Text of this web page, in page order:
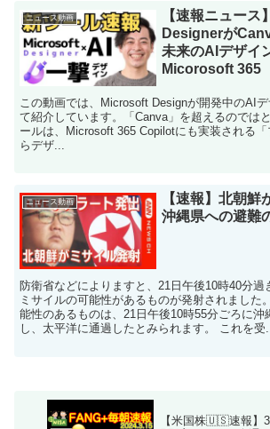
ニュース動画
【速報ニュー
Designerが
未来のAIデザイ
Micorosoft 365
この動画では、Microsoft Designが開発中のAI
て紹介しています。「Canva」を超えるのでは
ールは、Microsoft 365 Copilotにも実装される
らデザ...
ニュース動画
【速報】北朝鮮
沖縄県への避難
防衛省などによりますと、21日午後10時40分過
ミサイルの可能性があるものが発射されました
能性のあるものは、21日午後10時55分ごろに沖
し、太平洋に通過したとみられます。 これを受
【米国株🇺🇸速報】